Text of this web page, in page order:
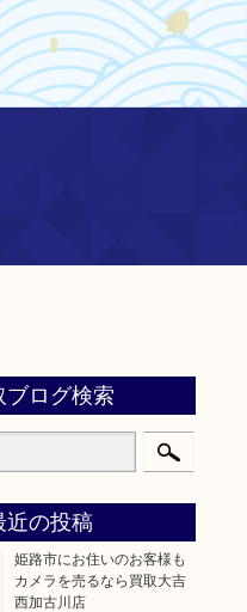
ブログ検索
近の投稿
姫路市にお住いのお客様も
カメラを売るなら買取大吉
西加古川店